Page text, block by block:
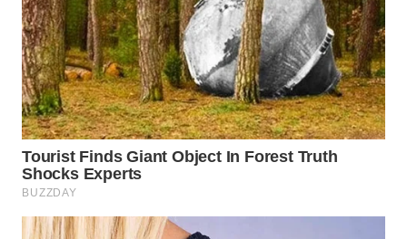
WN
TAPANULI
UTARA
WN
SAMOSIR
WN
PADANG
LAWAS